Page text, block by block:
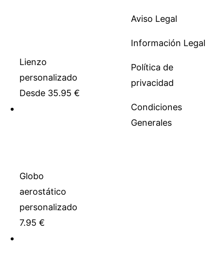
Lienzo
personalizado
Desde 35.95 €
Globo
aerostático
personalizado
7.95 €
Aviso Legal
Información Legal
Política de
privacidad
Condiciones
Generales